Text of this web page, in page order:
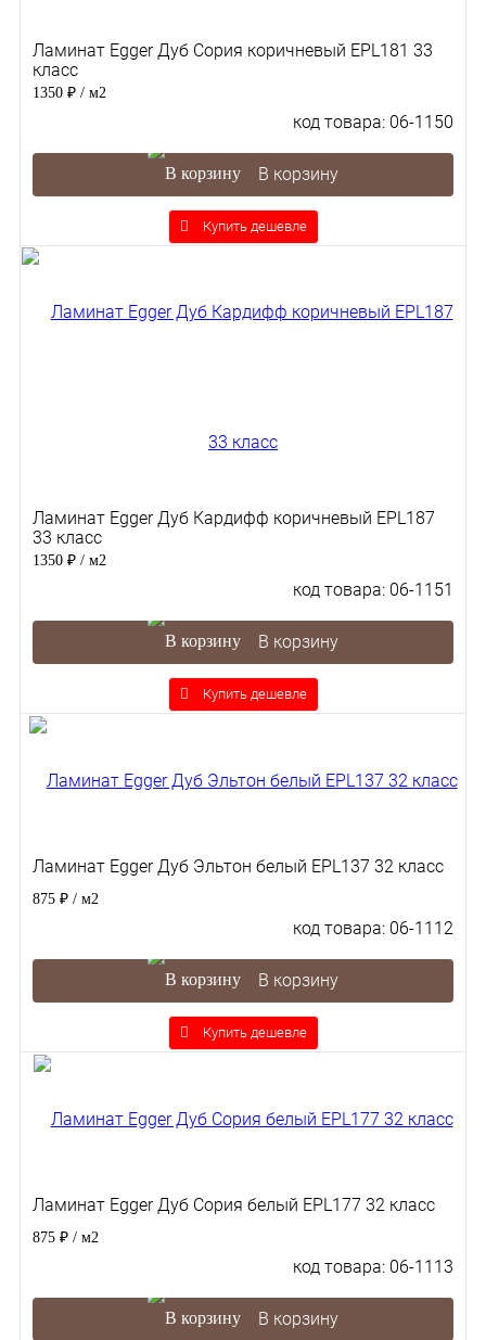
Ламинат Egger Дуб Сория коричневый EPL181 33
класс
1350 ₽ / м2
код товара: 06-1150
В корзину
Купить дешевле
Ламинат Egger Дуб Кардифф коричневый EPL187
33 класс
1350 ₽ / м2
код товара: 06-1151
В корзину
Купить дешевле
Ламинат Egger Дуб Эльтон белый EPL137 32 класс
875 ₽ / м2
код товара: 06-1112
В корзину
Купить дешевле
Ламинат Egger Дуб Сория белый EPL177 32 класс
875 ₽ / м2
код товара: 06-1113
В корзину